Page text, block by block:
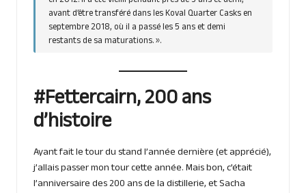
avant d’être transféré dans les Koval Quarter Casks en
septembre 2018, où il a passé les 5 ans et demi
restants de sa maturations. ».
#Fettercairn, 200 ans
d’histoire
Ayant fait le tour du stand l’année dernière (et apprécié),
j’allais passer mon tour cette année. Mais bon, c’était
l’anniversaire des 200 ans de la distillerie, et Sacha